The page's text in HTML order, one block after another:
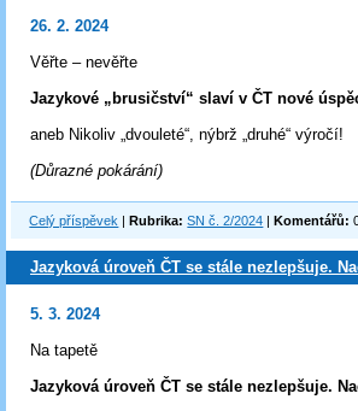
26. 2. 2024
Věřte – nevěřte
Jazykové „brusičství“ slaví v ČT nové
aneb Nikoliv „dvouleté“, nýbrž „druhé“ výročí!
(Důrazné pokárání)
Celý příspěvek |Rubrika: SN č. 2/2024 |Komentářů:
Jazyková úroveň ČT se stále nezlepšuje.
5. 3. 2024
Na tapetě
Jazyková úroveň ČT se stále nezlepšuje.